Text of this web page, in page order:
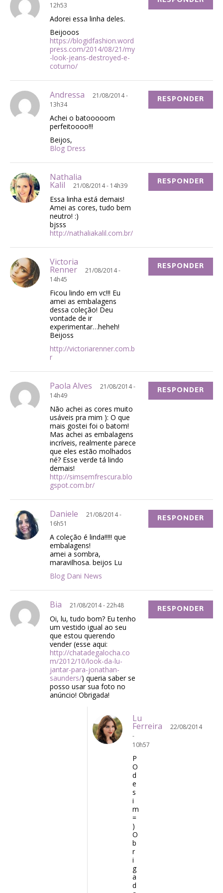
12h53
Adorei essa linha deles.
Beijooos
https://blogidfashion.word
press.com/2014/08/21/my
-look-jeans-destroyed-e-
coturno/
Andressa
21/08/2014 -
13h34
Achei o batooooom
perfeitoooo!!!
Beijos,
Blog Dress
RESPONDER
Nathalia
Kalil 21/08/2014 - 14h39
Essa linha está demais!
Amei as cores, tudo bem
neutro! :)
bjsss
http://nathaliakalil.com.br/
RESPONDER
Victoria
Renner
21/08/2014 -
14h45
Ficou lindo em vc!!! Eu
amei as embalagens
dessa coleção! Deu
vontade de ir
experimentar…heheh!
Beijoss
http://victoriarenner.com.b
r
RESPONDER
Paola Alves
21/08/2014 -
14h49
Não achei as cores muito
usáveis pra mim ): O que
mais gostei foi o batom!
Mas achei as embalagens
incríveis, realmente parece
que eles estão molhados
né? Esse verde tá lindo
demais!
http://simsemfrescura.blo
gspot.com.br/
RESPONDER
Daniele
21/08/2014 -
16h51
A coleção é linda!!!!! que
embalagens!
amei a sombra,
maravilhosa. beijos Lu
Blog Dani News
RESPONDER
Bia 21/08/2014 - 22h48
Oi, lu, tudo bom? Eu tenho
um vestido igual ao seu
que estou querendo
vender (esse aqui:
http://chatadegalocha.co
m/2012/10/look-da-lu-
jantar-para-jonathan-
saunders/) queria saber se
posso usar sua foto no
anúncio! Obrigada!
RESPONDER
Lu
Ferreira
22/08/2014
-
10h57
P
O
d
e
s
i
m
=
)
O
b
r
i
g
a
d